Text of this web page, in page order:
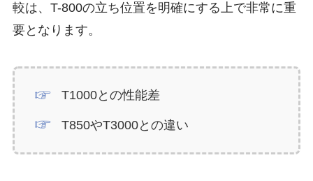
較は、T-800の立ち位置を明確にする上で非常に重
要となります。
T1000との性能差
T850やT3000との違い